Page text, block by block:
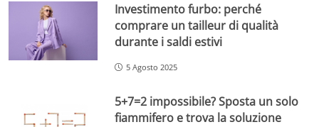
Investimento furbo: perché
comprare un tailleur di qualità
durante i saldi estivi
5 Agosto 2025
5+7=2 impossibile? Sposta un solo
fiammifero e trova la soluzione